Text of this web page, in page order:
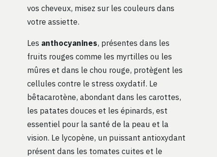
vos cheveux, misez sur les couleurs dans
votre assiette.
Les anthocyanines, présentes dans les
fruits rouges comme les myrtilles ou les
mûres et dans le chou rouge, protègent les
cellules contre le stress oxydatif. Le
bêtacarotène, abondant dans les carottes,
les patates douces et les épinards, est
essentiel pour la santé de la peau et la
vision. Le lycopène, un puissant antioxydant
présent dans les tomates cuites et le